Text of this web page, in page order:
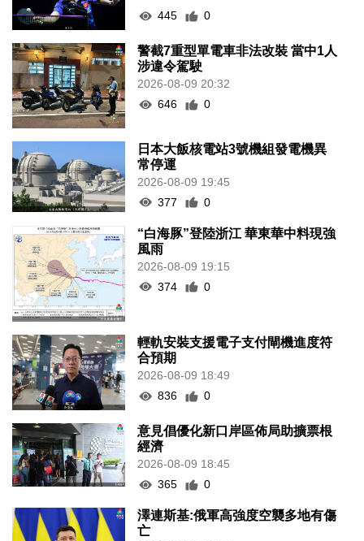
445
0
警截7重型單電車非法改裝 當中1人
涉違令駕駛
2026-08-09 20:32
646
0
日本大飯核電站3號機組發電機異
常停運
2026-08-09 19:45
377
0
“白海豚”登陸浙江 華東華中料現強
風雨
2026-08-09 19:15
374
0
輕軌安裝支援電子支付閘機進度符
合預期
2026-08-09 18:49
836
0
意見倡優化新口岸區佈局助擴票根
經濟
2026-08-09 18:45
365
0
澤連斯基:俄軍高強度空襲多地有傷
亡